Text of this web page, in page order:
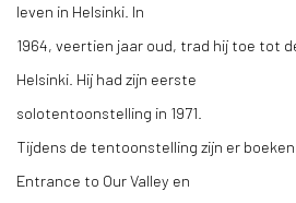
leven in Helsinki. In
1964, veertien jaar oud, trad hij toe tot
Helsinki. Hij had zijn eerste
solotentoonstelling in 1971.
Tijdens de tentoonstelling zijn er
Entrance to Our Valley en